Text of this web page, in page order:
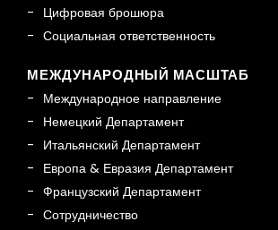
Цифровая брошюра
Социальная ответственность
МЕЖДУНАРОДНЫЙ МАСШТАБ
Международное направление
Немецкий Департамент
Итальянский Департамент
Европа & Евразия Департамент
Французский Департамент
Сотрудничество